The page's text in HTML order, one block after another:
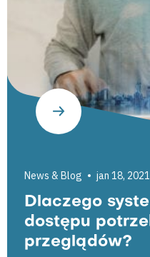
News & Blog jan 18, 2021
Dlaczego
dostępu
przeglądów?